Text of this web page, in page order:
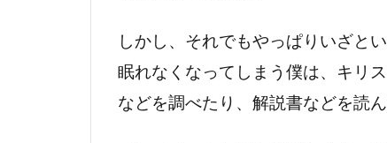
しかし、それでもやっぱりいざと
眠れなくなってしまう僕は、キリ
などを調べたり、解説書などを読